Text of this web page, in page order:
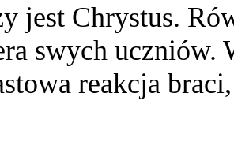
jest Chrystus.
swych uczniów.
reakcja